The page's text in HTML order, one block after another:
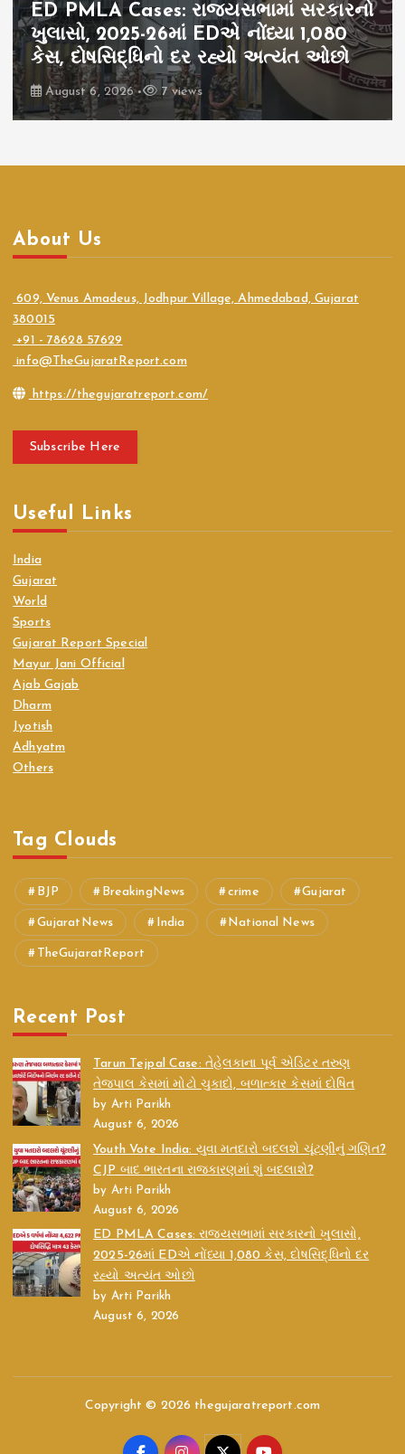
ED PMLA Cases: રાજ્યસભામાં સરકારનો
ખુલાસો, 2025-26માં EDએ નોંધ્યા 1,080
કેસ, દોષસિદ્ધિનો દર રહ્યો અત્યંત ઓછો
August 6, 2026 7 views
About Us
609, Venus Amadeus, Jodhpur Village, Ahmedabad, Gujarat
380015
+91 - 78628 57629
info@TheGujaratReport.com
https://thegujaratreport.com/
Subscribe Here
Useful Links
India
Gujarat
World
Sports
Gujarat Report Special
Mayur Jani Official
Ajab Gajab
Dharm
Jyotish
Adhyatm
Others
Tag Clouds
BJP BreakingNews crime Gujarat
GujaratNews India National News
TheGujaratReport
Recent Post
Tarun Tejpal Case: તેહેલકાના પૂર્વ એડિટર તરુણ
તેજપાલ કેસમાં મોટો ચુકાદો, બળાત્કાર કેસમાં દોષિત
by Arti Parikh
August 6, 2026
Youth Vote India: યુવા મતદારો બદલશે ચૂંટણીનું ગણિત?
CJP બાદ ભારતના રાજકારણમાં શું બદલાશે?
by Arti Parikh
August 6, 2026
ED PMLA Cases: રાજ્યસભામાં સરકારનો ખુલાસો,
2025-26માં EDએ નોંધ્યા 1,080 કેસ, દોષસિદ્ધિનો દર
રહ્યો અત્યંત ઓછો
by Arti Parikh
August 6, 2026
Copyright © 2026 thegujaratreport.com